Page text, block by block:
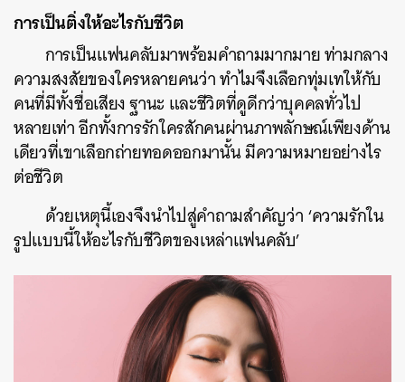
การเป็นติ่งให้อะไรกับชีวิต
การเป็นแฟนคลับมาพร้อมคำถามมากมาย ท่ามกลาง
ความสงสัยของใครหลายคนว่า ทำไมจึงเลือกทุ่มเทให้กับ
คนที่มีทั้งชื่อเสียง ฐานะ และชีวิตที่ดูดีกว่าบุคคลทั่วไป
หลายเท่า อีกทั้งการรักใครสักคนผ่านภาพลักษณ์เพียงด้าน
เดียวที่เขาเลือกถ่ายทอดออกมานั้น มีความหมายอย่างไร
ต่อชีวิต
ด้วยเหตุนี้เองจึงนำไปสู่คำถามสำคัญว่า ‘ความรักใน
รูปแบบนี้ให้อะไรกับชีวิตของเหล่าแฟนคลับ’